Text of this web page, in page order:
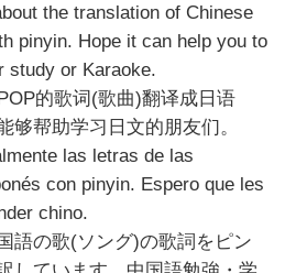
the translation of Chinese
pinyin. Hope it can help you to
study or Karaoke.
的歌词(歌曲)翻译成日语
够帮助学习日文的朋友们。
las letras de las
con pinyin. Espero que les
chino.
語の歌(ソング)の歌詞をピン